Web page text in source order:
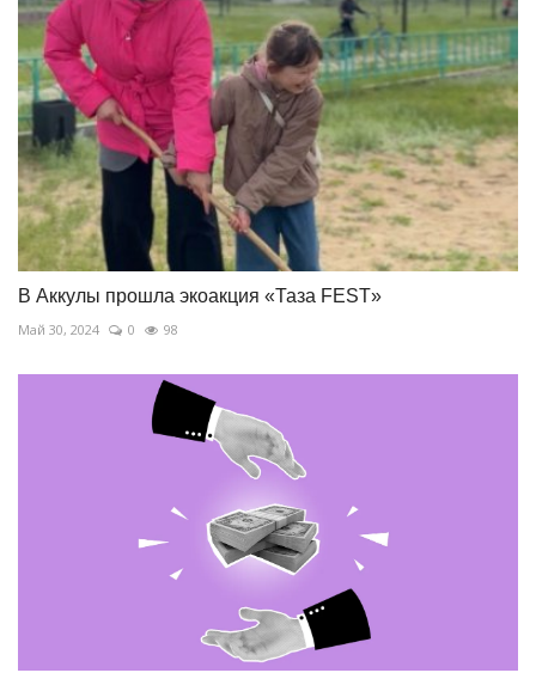
В Аккулы прошла экоакция «Таза FEST»
Май 30, 2024 0 98